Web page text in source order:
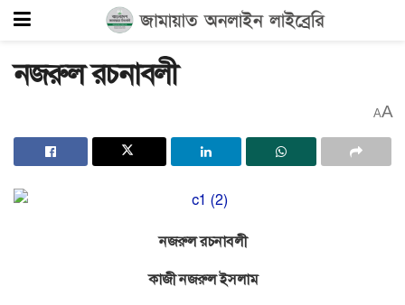
নজরুল রচনাবলী
AA
নজরুল রচনাবলী
কাজী নজরুল ইসলাম